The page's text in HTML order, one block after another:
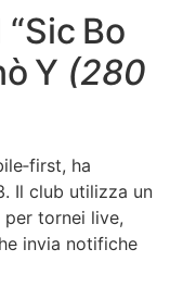
Bo
Y (280
ha
Il club utilizza un
tornei live,
invia notifiche